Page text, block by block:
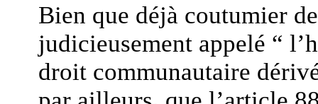
Bien que déjà coutumier
judicieusement appelé “
droit communautaire